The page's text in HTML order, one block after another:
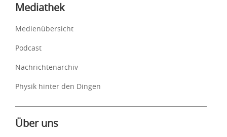
Mediathek
Medienübersicht
Podcast
Nachrichtenarchiv
Physik hinter den Dingen
Über uns